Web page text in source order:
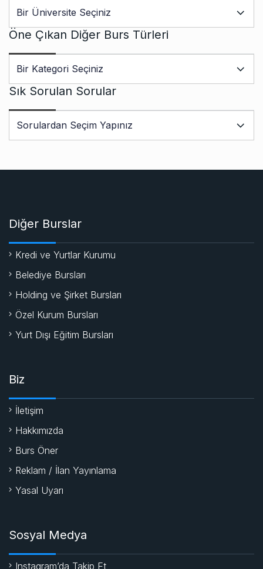
Öne Çıkan Diğer Burs Türleri
Sık Sorulan Sorular
Diğer Burslar
Kredi ve Yurtlar Kurumu
Belediye Bursları
Holding ve Şirket Bursları
Özel Kurum Bursları
Yurt Dışı Eğitim Bursları
Biz
İletişim
Hakkımızda
Burs Öner
Reklam / İlan Yayınlama
Yasal Uyarı
Sosyal Medya
Instagram’da Takip Et